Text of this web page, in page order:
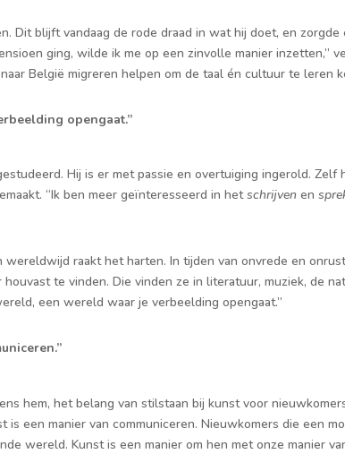
Dit blijft vandaag de rode draad in wat hij doet, en zorgde
ging, wilde ik me op een zinvolle manier inzetten,”
België migreren helpen om de taal én cultuur te leren
opengaat.”
Hij is er met passie en overtuiging ingerold. Zelf
“Ik ben meer geïnteresseerd in hetschrijven en
wereldwijd raakt het harten. In tijden van onvrede en
te vinden. Die vinden ze in literatuur, muziek, de
een wereld waar je verbeelding opengaat.”
hem, het belang van stilstaan bij kunst voor
is een manier van communiceren. Nieuwkomers die een
wereld. Kunst is een manier om hen met onze manier